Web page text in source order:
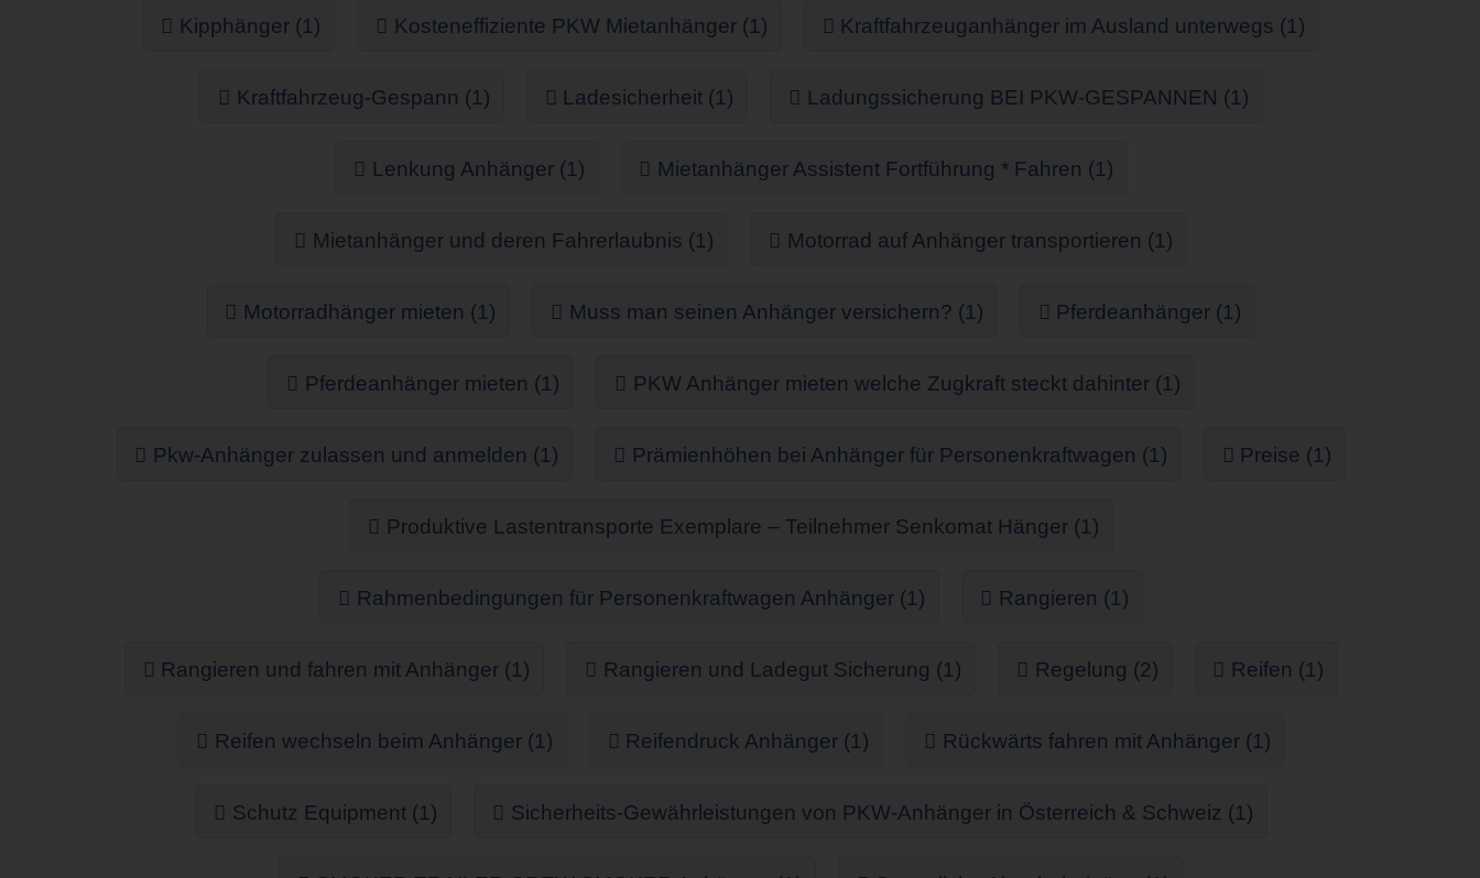
Kipphänger (1) Kosteneffiziente PKW Mietanhänger (1) Kraftfahrzeuganhänger im Ausland unterwegs (1)
Kraftfahrzeug-Gespann (1) Ladesicherheit (1) Ladungssicherung BEI PKW-GESPANNEN (1)
Lenkung Anhänger (1) Mietanhänger Assistent Fortführung * Fahren (1)
Mietanhänger und deren Fahrerlaubnis (1) Motorrad auf Anhänger transportieren (1)
Motorradhänger mieten (1) Muss man seinen Anhänger versichern? (1) Pferdeanhänger (1)
Pferdeanhänger mieten (1) PKW Anhänger mieten welche Zugkraft steckt dahinter (1)
Pkw-Anhänger zulassen und anmelden (1) Prämienhöhen bei Anhänger für Personenkraftwagen (1) Preise (1)
Produktive Lastentransporte Exemplare – Teilnehmer Senkomat Hänger (1)
Rahmenbedingungen für Personenkraftwagen Anhänger (1) Rangieren (1)
Rangieren und fahren mit Anhänger (1) Rangieren und Ladegut Sicherung (1) Regelung (2) Reifen (1)
Reifen wechseln beim Anhänger (1) Reifendruck Anhänger (1) Rückwärts fahren mit Anhänger (1)
Schutz Equipment (1) Sicherheits-Gewährleistungen von PKW-Anhänger in Österreich & Schweiz (1)